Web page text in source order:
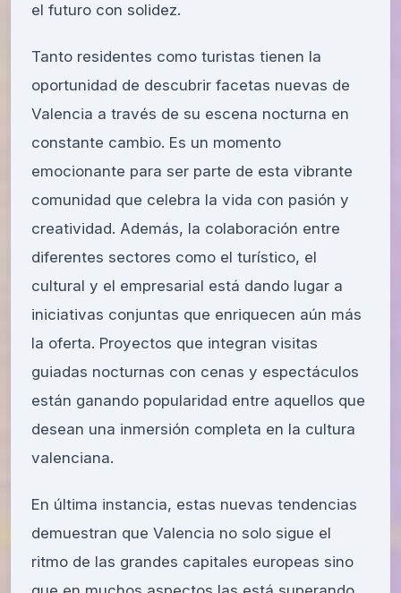
el futuro con solidez.
Tanto residentes como turistas tienen la
oportunidad de descubrir facetas nuevas de
Valencia a través de su escena nocturna en
constante cambio. Es un momento
emocionante para ser parte de esta vibrante
comunidad que celebra la vida con pasión y
creatividad. Además, la colaboración entre
diferentes sectores como el turístico, el
cultural y el empresarial está dando lugar a
iniciativas conjuntas que enriquecen aún más
la oferta. Proyectos que integran visitas
guiadas nocturnas con cenas y espectáculos
están ganando popularidad entre aquellos que
desean una inmersión completa en la cultura
valenciana.
En última instancia, estas nuevas tendencias
demuestran que Valencia no solo sigue el
ritmo de las grandes capitales europeas sino